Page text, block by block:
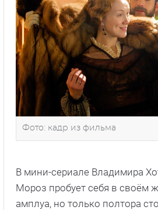
Фото: кадр из фильма
В мини-сериале Владимира
Мороз пробует себя в своём
амплуа, но только полтора